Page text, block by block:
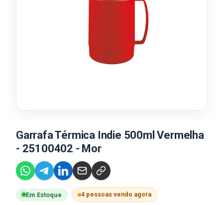
Garrafa Térmica Indie 500ml Vermelha
- 25100402 - Mor
Em Estoque 4 pessoas vendo agora